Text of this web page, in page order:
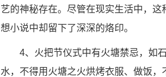
艺的神秘存在。尽管在现实生活中，
想小说中却留下了深深的烙印。
4、火把节仪式中有火塘禁忌，如
水，不得用火塘之火烘烤衣服、做饭，